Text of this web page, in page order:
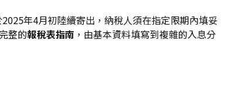
年4月初陸續寄出，納稅人須在指定限期內填妥
整的報稅表指南 ，由基本資料填寫到複雜的入息分